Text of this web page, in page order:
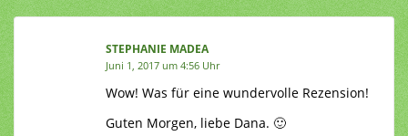
STEPHANIE MADEA
Juni 1, 2017 um 4:56 Uhr
Wow! Was für eine wundervolle Rezension!
Guten Morgen, liebe Dana. 🙂